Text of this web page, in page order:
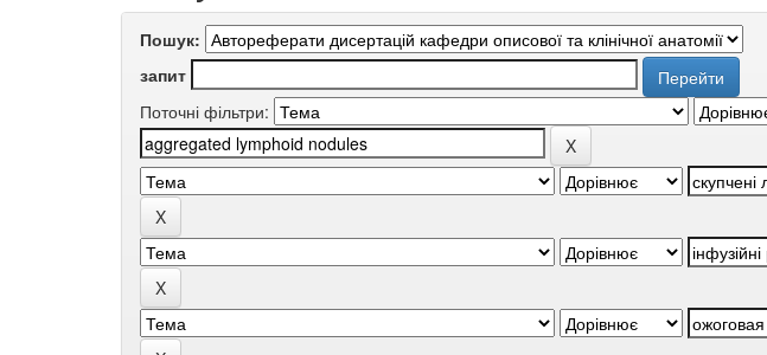
Пошук:
запит
Поточні фільтри: